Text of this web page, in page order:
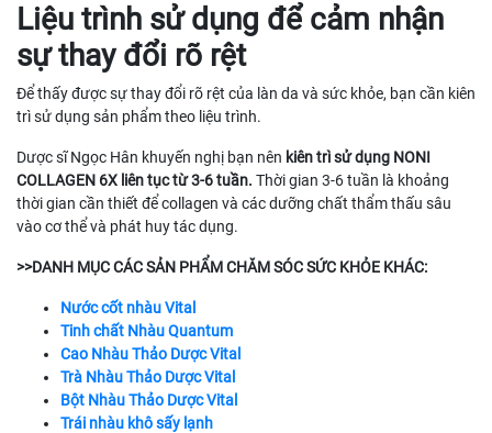
Liệu trình sử dụng để cảm nhận
sự thay đổi rõ rệt
Để thấy được sự thay đổi rõ rệt của làn da và sức khỏe, bạn cần kiên
trì sử dụng sản phẩm theo liệu trình.
Dược sĩ Ngọc Hân khuyến nghị bạn nên kiên trì sử dụng NONI
COLLAGEN 6X liên tục từ 3-6 tuần. Thời gian 3-6 tuần là khoảng
thời gian cần thiết để collagen và các dưỡng chất thẩm thấu sâu
vào cơ thể và phát huy tác dụng.
>>DANH MỤC CÁC SẢN PHẨM CHĂM SÓC SỨC KHỎE KHÁC:
Nước cốt nhàu Vital
Tinh chất Nhàu Quantum
Cao Nhàu Thảo Dược Vital
Trà Nhàu Thảo Dược Vital
Bột Nhàu Thảo Dược Vital
Trái nhàu khô sấy lạnh